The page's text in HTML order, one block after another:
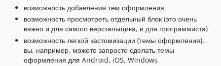
возможность добавления тем оформления
возможность просмотреть отдельный блок (это очень
важно и для самого верстальщика, и для программиста)
возможность легкой кастомизации (темы оформления),
вы, например, можете запросто сделать темы
оформления для Android, iOS, Windows